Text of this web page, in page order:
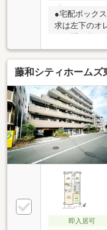
●宅配ボック
求は左下のオ
で。（スマー
合わせ』をク
リッチ』使え
家具や家電と
庭、この充実
入でき、その
なサービス、
藤和シティホームズ
即入居可